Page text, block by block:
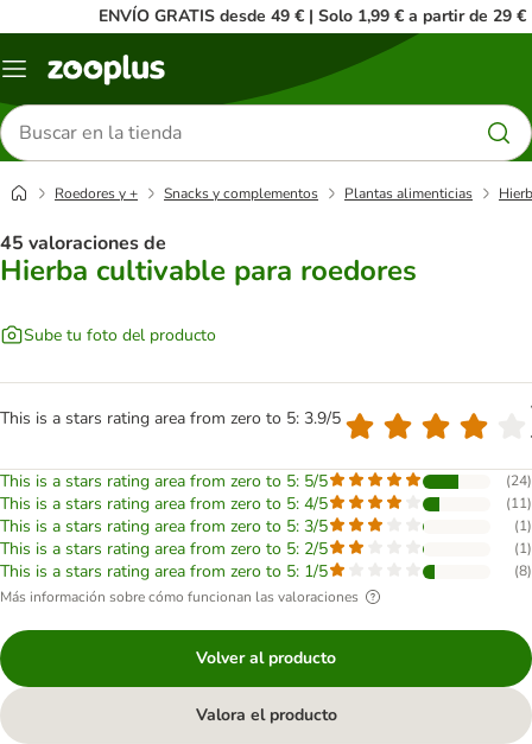
ENVÍO GRATIS desde 49 € | Solo 1,99 € a partir de 29 €
Menú
Buscar
productos
Roedores y + Snacks y complementos Plantas alimenticias
45 valoraciones de
Hierba cultivable para roedores
Sube tu foto del producto
This is a stars rating area from zero to 5: 3.9/5
This is a stars rating area from zero to 5: 5/5 (24)
This is a stars rating area from zero to 5: 4/5 (11)
This is a stars rating area from zero to 5: 3/5 (1)
This is a stars rating area from zero to 5: 2/5 (1)
This is a stars rating area from zero to 5: 1/5 (8)
Más información sobre cómo funcionan las valoraciones
Volver al producto
Valora el producto